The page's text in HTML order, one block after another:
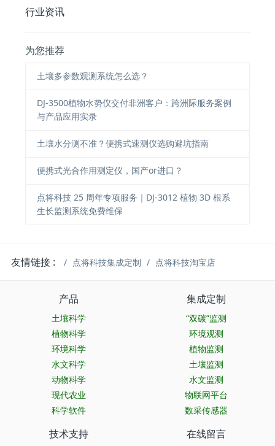
行业资讯
为您推荐
土壤多参数观测系统怎么选？
DJ-3500植物水势仪交付非洲客户：跨洲际服务案例
与产品应用实录
土壤水分测不准？便携式速测仪选购避坑指南
便携式光合作用测定仪，国产or进口？
点将科技 25 周年专项服务｜DJ-3012 植物 3D 根系
生长监测系统免费维保
友情链接 : 点将科技集成定制 点将科技淘宝店
产品
土壤科学
植物科学
环境科学
水文科学
动物科学
现代农业
科学软件
集成定制
“双碳”监测
环境观测
植物监测
土壤监测
水文监测
物联网平台
数采传感器
技术支持 在线留言